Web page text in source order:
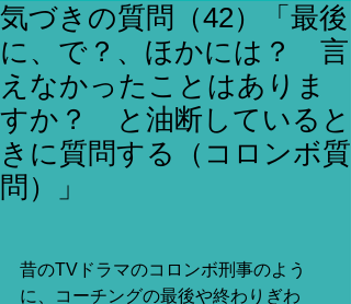
気づきの質問（42）「最後
に、で？、ほかには？ 言
えなかったことはありま
すか？ と油断していると
きに質問する（コロンボ質
問）」
昔のTVドラマのコロンボ刑事のよう
に、コーチングの最後や終わりぎわ